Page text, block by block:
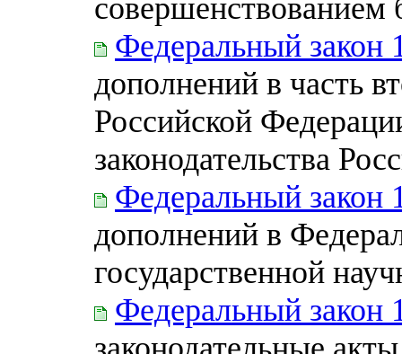
совершенствованием
Федеральный закон
дополнений в часть
Российской
законодательства
Федеральный закон
дополнений в
государственной
Федеральный закон